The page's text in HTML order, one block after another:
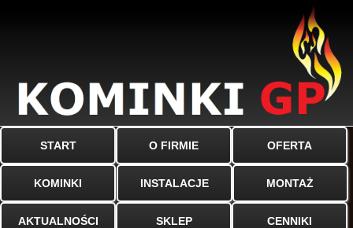
START O FIRMIE OFERTA
KOMINKI INSTALACJE MONTAŻ
AKTUALNOŚCI SKLEP CENNIKI